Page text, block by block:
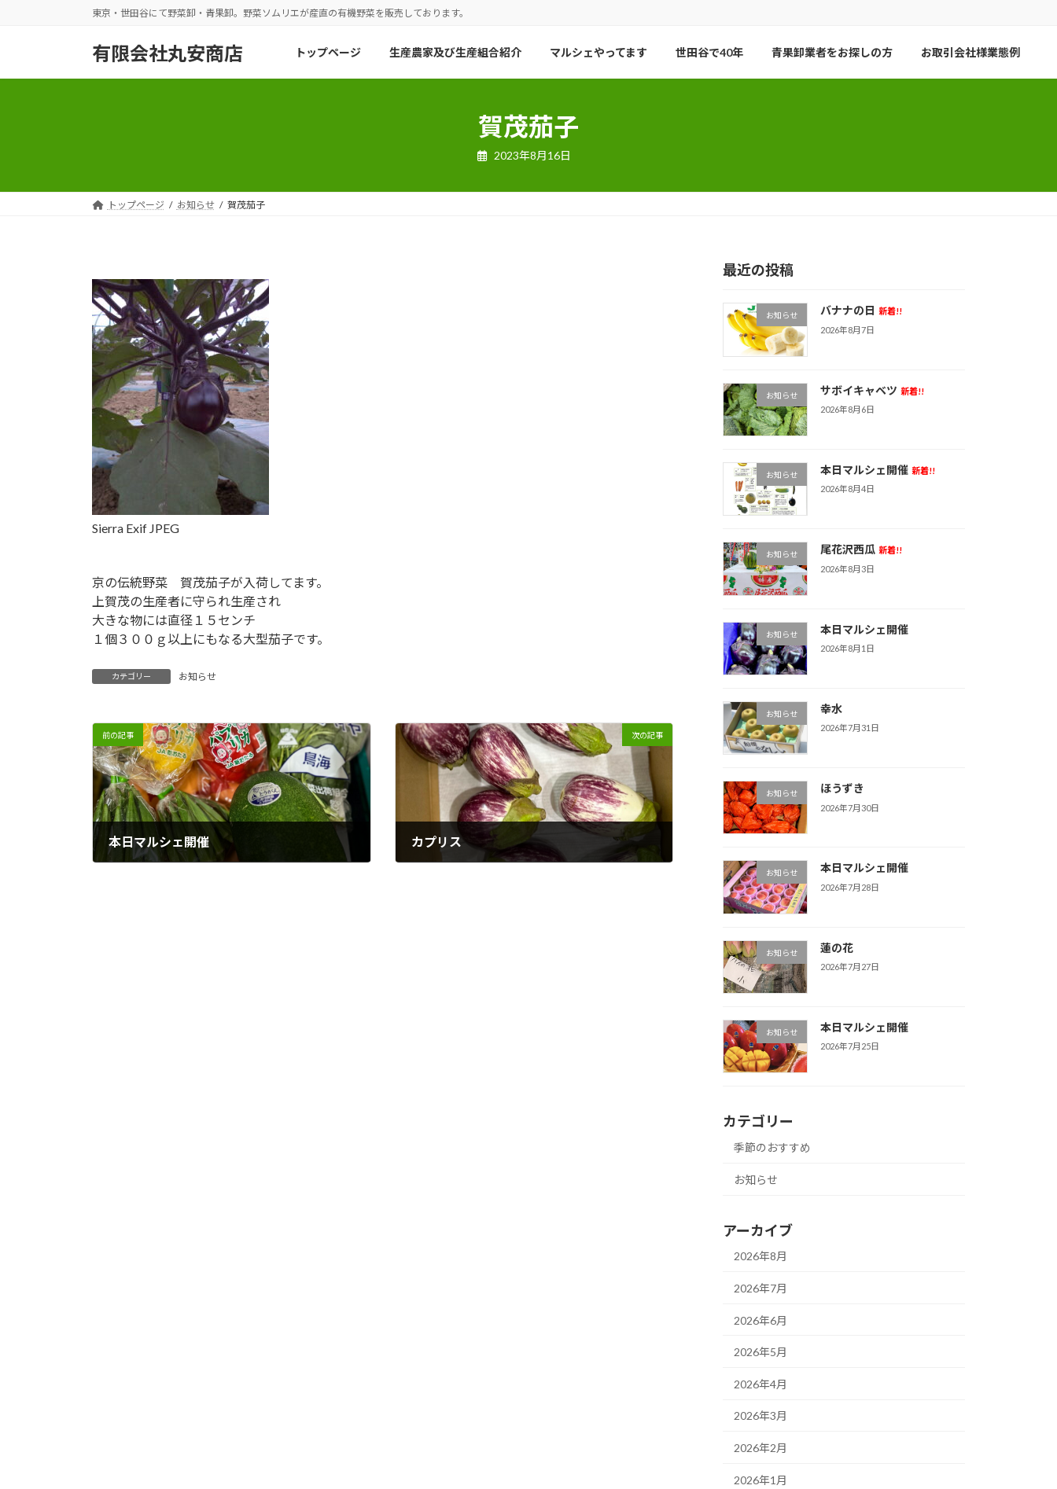
東京・世田谷にて野菜卸・青果卸。野菜ソムリエが産直の有機野菜を販売しております。
有限会社丸安商店 トップページ 生産農家及び生産組合紹介 マルシェやってます 世田谷で40年 青果卸業者をお探しの方 お取引会社様業態例
賀茂茄子
2023年8月16日
トップページ お知らせ 賀茂茄子
Sierra Exif JPEG
京の伝統野菜 賀茂茄子が入荷してます。
上賀茂の生産者に守られ生産され
大きな物には直径１５センチ
１個３００ｇ以上にもなる大型茄子です。
カテゴリー お知らせ
前の記事
本日マルシェ開催
次の記事
カプリス
最近の投稿
お知らせ バナナの日 新着!!
2026年8月7日
お知らせ サボイキャベツ 新着!!
2026年8月6日
お知らせ 本日マルシェ開催 新着!!
2026年8月4日
お知らせ 尾花沢西瓜 新着!!
2026年8月3日
お知らせ 本日マルシェ開催
2026年8月1日
お知らせ 幸水
2026年7月31日
お知らせ ほうずき
2026年7月30日
お知らせ 本日マルシェ開催
2026年7月28日
お知らせ 蓮の花
2026年7月27日
お知らせ 本日マルシェ開催
2026年7月25日
カテゴリー
季節のおすすめ
お知らせ
アーカイブ
2026年8月
2026年7月
2026年6月
2026年5月
2026年4月
2026年3月
2026年2月
2026年1月